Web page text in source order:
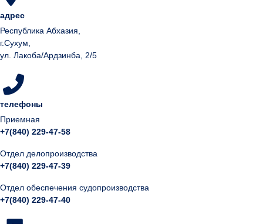
адрес
Республика Абхазия,
г.Сухум,
ул. Лакоба/Ардзинба, 2/5
телефоны
Приемная
+7(840) 229-47-58
Отдел делопроизводства
+7(840) 229-47-39
Отдел обеспечения судопроизводства
+7(840) 229-47-40